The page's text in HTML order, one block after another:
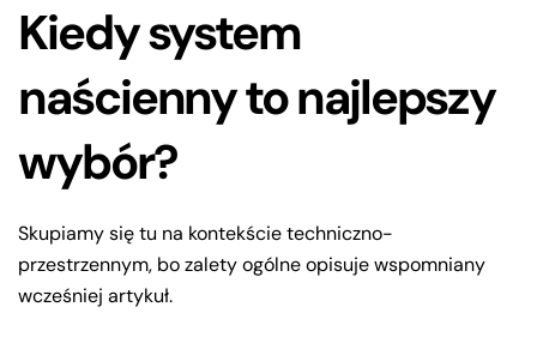
Kiedy system
naścienny to najlepszy
wybór?
Skupiamy się tu na kontekście techniczno-
przestrzennym, bo zalety ogólne opisuje wspomniany
wcześniej artykuł.